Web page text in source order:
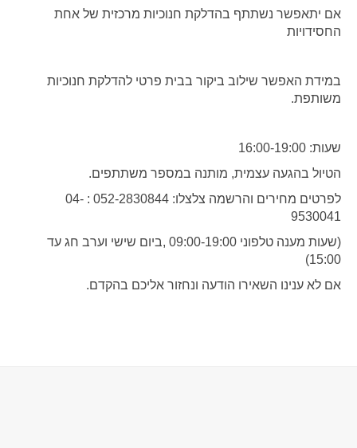
אם יתאפשר נשתתף בהדלקת חנוכיות מרכזית של אחת
החסידויות
במידת האפשר שילוב ביקור בבית פרטי להדלקת חנוכיות
משותפת.
שעות: 16:00-19:00
הטיול בהגעה עצמית, מותנה במספר משתתפים.
לפרטים מחירים והרשמה צלצלו: 052-2830844 : 04-
9530041
(שעות מענה טלפוני 09:00-19:00 ,ביום שישי וערב חג עד
15:00)
אם לא ענינו השאירו הודעה ונחזור אליכם בהקדם.